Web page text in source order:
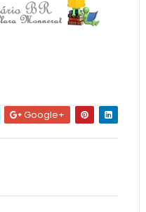
Google+